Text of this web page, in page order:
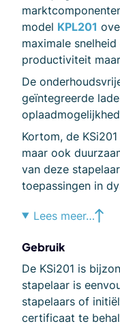
model KPL201
maximale
productiviteit
De
geïntegreerde
Kortom, de
maar ook
van deze
toepassingen in
Lees meer…
Gebruik
De KSi201 is
stapelaar is
stapelaars of
certificaat te